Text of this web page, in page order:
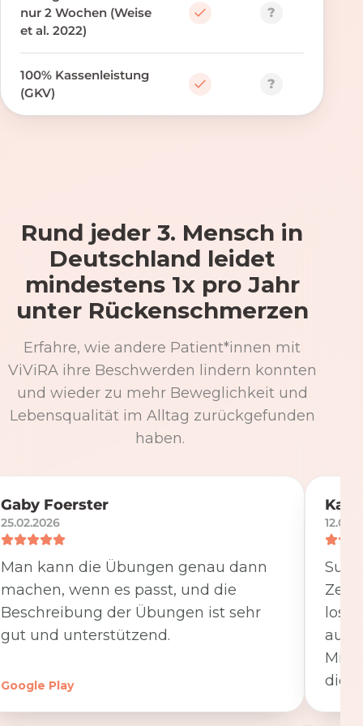
nur 2 Wochen (Weise
et al. 2022)
?
100% Kassenleistung
(GKV)
?
Rund jeder 3. Mensch in
Deutschland leidet
mindestens 1x pro Jahr
unter Rückenschmerzen
Erfahre, wie andere Patient*innen mit
ViViRA ihre Beschwerden lindern konnten
und wieder zu mehr Beweglichkeit und
Lebensqualität im Alltag zurückgefunden
haben.
Gaby Foerster
25.02.2026
Man kann die Übungen genau dann
machen, wenn es passt, und die
Beschreibung der Übungen ist sehr
gut und unterstützend.
Google Play
Zeit
die